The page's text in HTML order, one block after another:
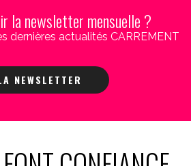
la newsletter mensuelle ?
dernières actualités CARREMENT
NEWSLETTER